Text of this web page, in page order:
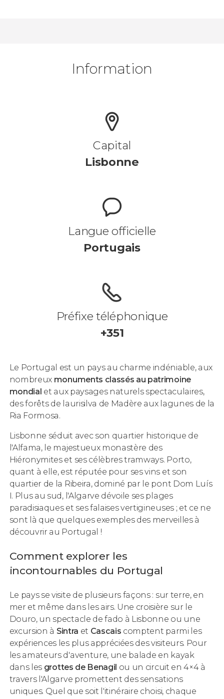
Information
Capital
Lisbonne
Langue officielle
Portugais
Préfixe téléphonique
+351
Le Portugal est un pays au charme indéniable, aux
nombreux monuments classés au patrimoine
mondial et aux paysages naturels spectaculaires,
des forêts de laurisilva de Madère aux lagunes de la
Ria Formosa.
Lisbonne séduit avec son quartier historique de
l'Alfama, le majestueux monastère des
Hiéronymites et ses célèbres tramways. Porto,
quant à elle, est réputée pour ses vins et son
quartier de la Ribeira, dominé par le pont Dom Luís
I. Plus au sud, l'Algarve dévoile ses plages
paradisiaques et ses falaises vertigineuses ; et ce ne
sont là que quelques exemples des merveilles à
découvrir au Portugal !
Comment explorer les
incontournables du Portugal
Le pays se visite de plusieurs façons : sur terre, en
mer et même dans les airs. Une croisière sur le
Douro, un spectacle de fado à Lisbonne ou une
excursion à Sintra et Cascais comptent parmi les
expériences les plus appréciées des visiteurs. Pour
les amateurs d'aventure, une balade en kayak
dans les grottes de Benagil ou un circuit en 4×4 à
travers l'Algarve promettent des sensations
uniques. Quel que soit l'itinéraire choisi, chaque